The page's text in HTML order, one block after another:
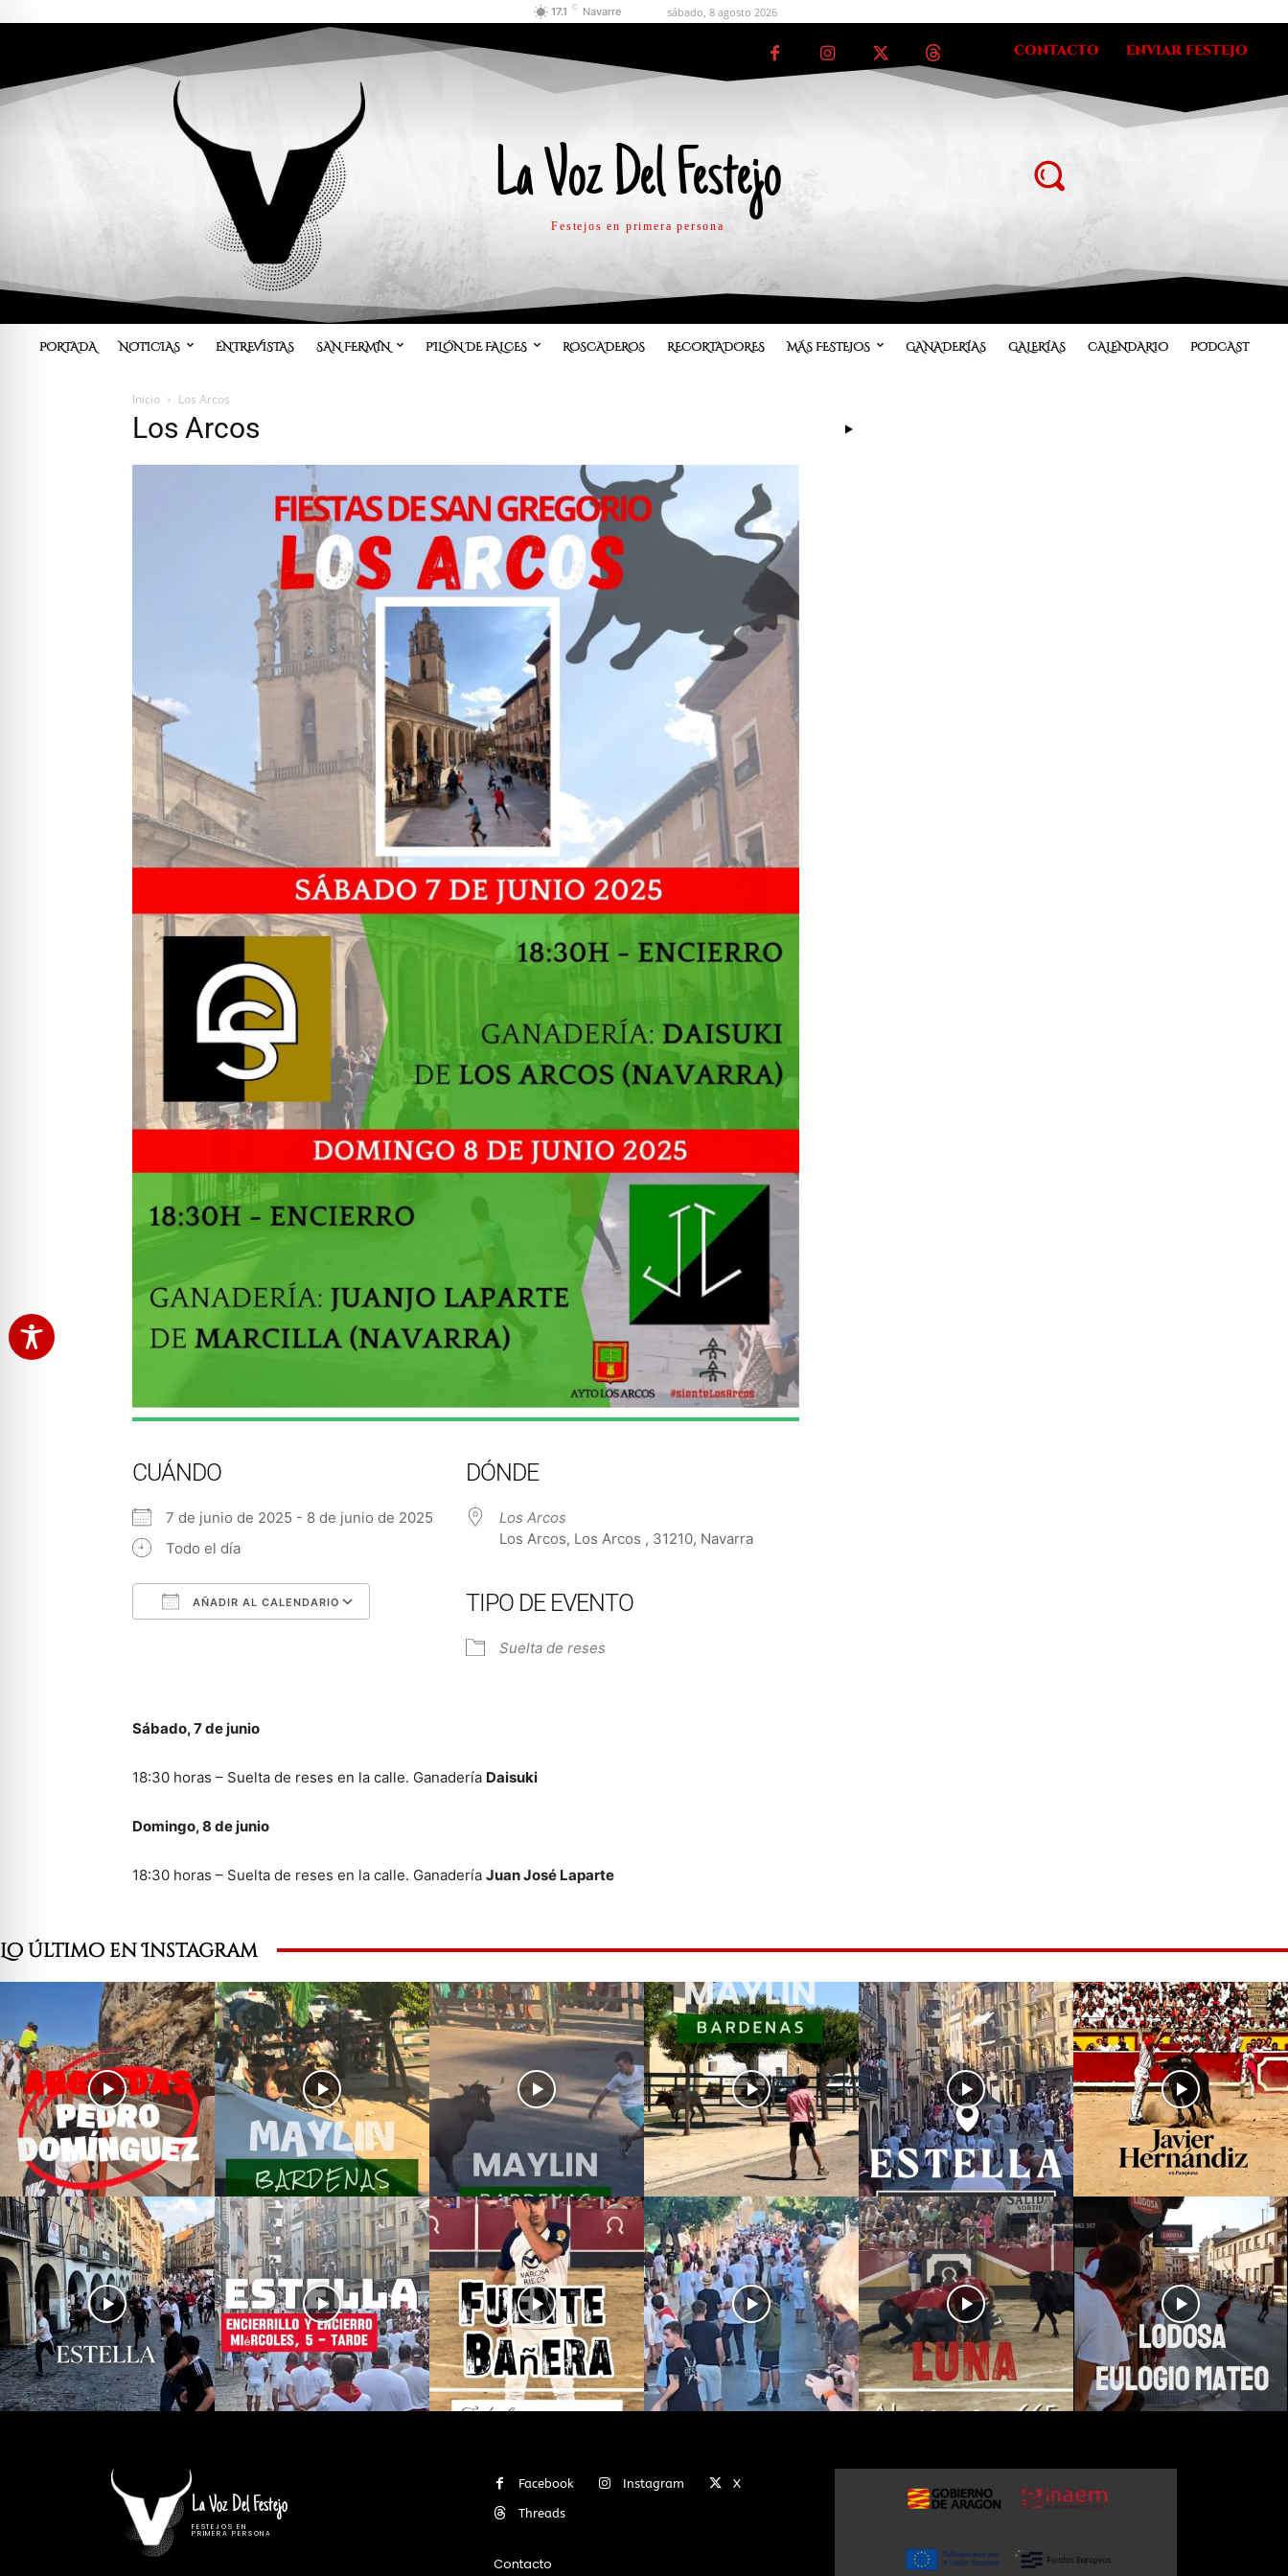
17.1 C Navarre sábado, 8 agosto 2026
La Voz Del Festejo
Festejos en primera persona
CONTACTO ENVIAR FESTEJO
PORTADA NOTICIAS ENTREVISTAS SAN FERMÍN PILÓN DE FALCES ROSCADEROS RECORTADORES MÁS FESTEJOS GANADERÍAS GALERÍAS CALENDARIO PODCAST
Inicio Los Arcos
Los Arcos
CUÁNDO
7 de junio de 2025 - 8 de junio de 2025
Todo el día
AÑADIR AL CALENDARIO
Google Calendar
DÓNDE
Los Arcos
Los Arcos, Los Arcos , 31210, Navarra
TIPO DE EVENTO
Suelta de reses
Sábado, 7 de junio
18:30 horas – Suelta de reses en la calle. Ganadería Daisuki
Domingo, 8 de junio
18:30 horas – Suelta de reses en la calle. Ganadería Juan José Laparte
Lo último en Instagram
La Voz Del Festejo
FESTEJOS EN
PRIMERA PERSONA
Facebook Instagram X
Threads
Contacto